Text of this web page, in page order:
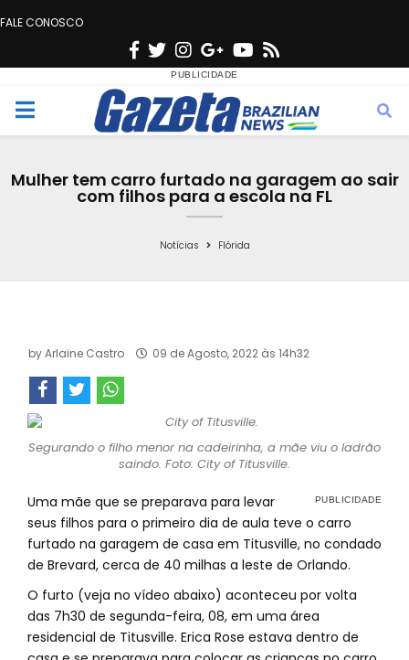
FALE CONOSCO
F
c
e
o
T
w
i
t
e
r
n
s
t
g
r
a
G
o
o
g
e
Y
u
t
b
s
M
Mulher tem carro furtado na garagem ao sair
com filhos para a escola na FL
Notícias Flórida
byArlaine Castro 09 de Agosto, 2022 às 14h32
Segurando o filho menor na cadeirinha, a mãe viu o ladrão
saindo. Foto: City of Titusville.
Uma mãe que se preparava para levar
seus filhos para o primeiro dia de aula teve o carro
furtado na garagem de casa em Titusville, no condado
de Brevard, cerca de 40 milhas a leste de Orlando.
O furto (veja no vídeo abaixo) aconteceu por volta
das 7h30 de segunda-feira, 08, em uma área
residencial de Titusville. Erica Rose estava dentro de